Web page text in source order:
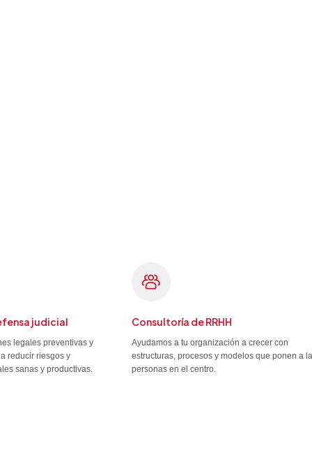
judicial
legales preventivas y
reducir riesgos y
sanas y productivas.
Consultoría de RRHH
Ayudamos a tu organización a crecer con
estructuras, procesos y modelos que ponen a
personas en el centro.